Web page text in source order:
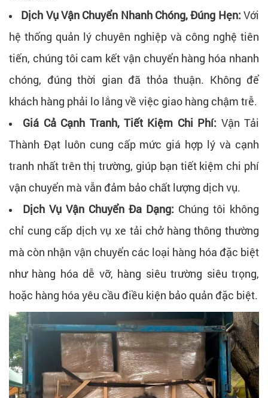
Dịch Vụ Vận Chuyển Nhanh Chóng, Đúng Hẹn:Với
hệ thống quản lý chuyên nghiệp và công nghệ tiên
tiến, chúng tôi cam kết vận chuyển hàng hóa nhanh
chóng, đúng thời gian đã thỏa thuận. Không để
khách hàng phải lo lắng về việc giao hàng chậm trễ.
Giá Cả Cạnh Tranh, Tiết Kiệm Chi Phí: Vận Tải
Thành Đạt luôn cung cấp mức giá hợp lý và cạnh
tranh nhất trên thị trường, giúp bạn tiết kiệm chi phí
vận chuyển mà vẫn đảm bảo chất lượng dịch vụ.
Dịch Vụ Vận Chuyển Đa Dạng: Chúng tôi không
chỉ cung cấp dịch vụ xe tải chở hàng thông thường
mà còn nhận vận chuyển các loại hàng hóa đặc biệt
như hàng hóa dễ vỡ, hàng siêu trường siêu trọng,
hoặc hàng hóa yêu cầu điều kiện bảo quản đặc biệt.